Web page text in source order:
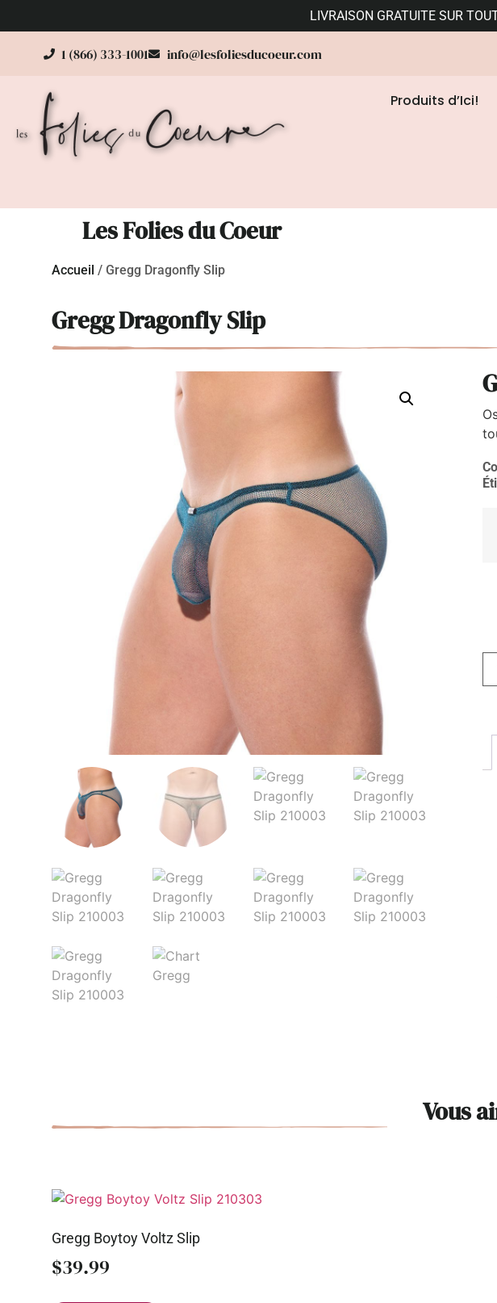
LIVRAISON GRATUITE SUR
1 (866) 333-1001 info@lesfoliesducoeur.com
Produits d’Ici!
Les Folies du Coeur
Accueil / Gregg Dragonfly Slip
Gregg Dragonfly Slip
Vous
Gregg Boytoy Voltz Slip
$39.99